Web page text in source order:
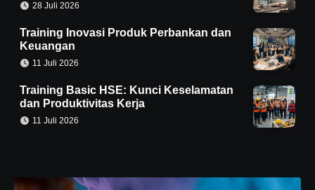
28 Juli 2026
Training Inovasi Produk Perbankan dan
Keuangan
11 Juli 2026
Training Basic HSE: Kunci Keselamatan
dan Produktivitas Kerja
11 Juli 2026